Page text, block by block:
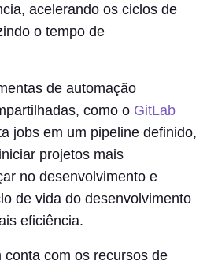
acelerando os ciclos de
o tempo de
de automação
como o GitLab
jobs em um pipeline definido,
projetos mais
no desenvolvimento e
de vida do desenvolvimento
eficiência.
conta com os recursos de